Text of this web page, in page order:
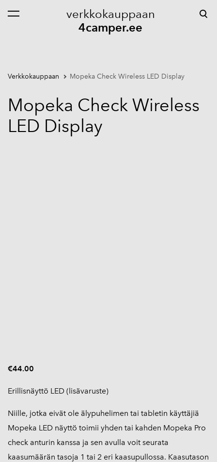
verkkokauppaan
4camper.ee
on lisätty ostoskoriin. Katso ostoskoria
Verkkokauppaan Mopeka Check Wireless LED Display
Mopeka Check Wireless
LED Display
€44.00
Erillisnäyttö LED (lisävaruste)
Niille, jotka eivät ole älypuhelimen tai tabletin käyttäjiä
Mopeka LED näyttö toimii yhden tai kahden Mopeka Pro
check anturin kanssa ja sen avulla voit seurata
kaasumäärän tasoja 1 tai 2 eri kaasupullossa. Kaasutason